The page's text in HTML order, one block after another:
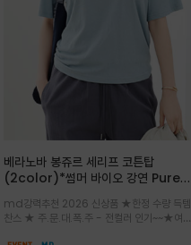
베라노바 봉쥬르 세리프 코튼탑
(2color)*썸머 바이오 강연 Pure
성적인 프랑스어 수식어를 조합
md강력추천 2026 신상품 ★한정 수량 득템
찬스 ★ 주.문.대.폭.주 - 전컬러 인기~~★여름